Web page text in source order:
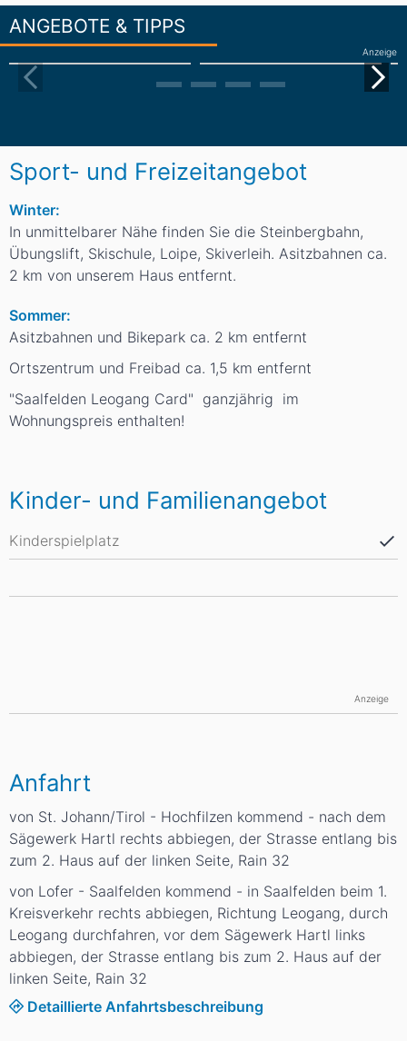
ANGEBOTE & TIPPS
Anzeige
Sport- und Freizeitangebot
Winter:
In unmittelbarer Nähe finden Sie die Steinbergbahn,
Übungslift, Skischule, Loipe, Skiverleih. Asitzbahnen ca.
2 km von unserem Haus entfernt.
Sommer:
Asitzbahnen und Bikepark ca. 2 km entfernt
Ortszentrum und Freibad ca. 1,5 km entfernt
"Saalfelden Leogang Card" ganzjährig im
Wohnungspreis enthalten!
Kinder- und Familienangebot
Kinderspielplatz
Anzeige
Anfahrt
von St. Johann/Tirol - Hochfilzen kommend - nach dem
Sägewerk Hartl rechts abbiegen, der Strasse entlang bis
zum 2. Haus auf der linken Seite, Rain 32
von Lofer - Saalfelden kommend - in Saalfelden beim 1.
Kreisverkehr rechts abbiegen, Richtung Leogang, durch
Leogang durchfahren, vor dem Sägewerk Hartl links
abbiegen, der Strasse entlang bis zum 2. Haus auf der
linken Seite, Rain 32
Detaillierte Anfahrtsbeschreibung